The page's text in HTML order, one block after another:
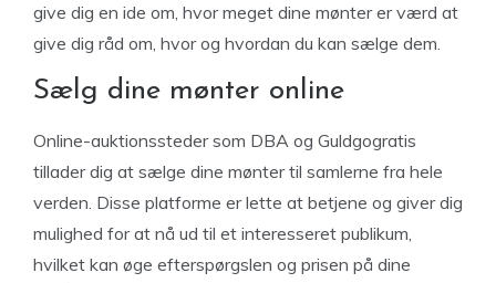
give dig en ide om, hvor meget dine mønter er værd at
give dig råd om, hvor og hvordan du kan sælge dem.
Sælg dine mønter online
Online-auktionssteder som DBA og Guldgogratis
tillader dig at sælge dine mønter til samlerne fra hele
verden. Disse platforme er lette at betjene og giver dig
mulighed for at nå ud til et interesseret publikum,
hvilket kan øge efterspørgslen og prisen på dine